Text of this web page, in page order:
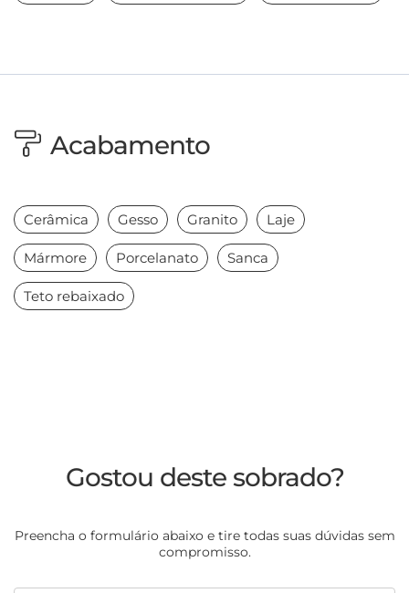
Acabamento
Cerâmica Gesso Granito Laje
Mármore Porcelanato Sanca
Teto rebaixado
Gostou deste sobrado?
Preencha o formulário abaixo e tire todas suas dúvidas sem
compromisso.